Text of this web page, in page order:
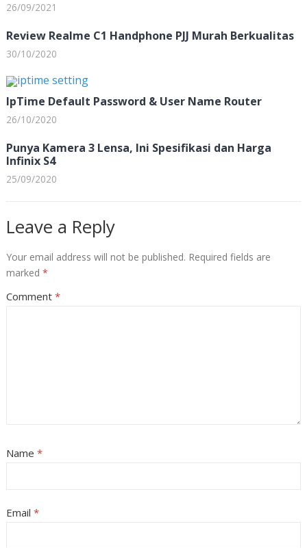
26/09/2021
Review Realme C1 Handphone PJJ Murah Berkualitas
30/10/2020
IpTime Default Password & User Name Router
26/10/2020
Punya Kamera 3 Lensa, Ini Spesifikasi dan Harga
Infinix S4
25/09/2020
Leave a Reply
Your email address will not be published. Required fields are
marked *
Comment *
Name *
Email *